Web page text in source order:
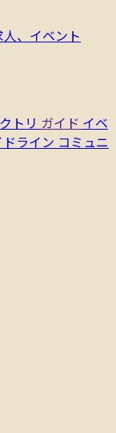
、イベント
トリ ガイド イベ
ライン コミュニ